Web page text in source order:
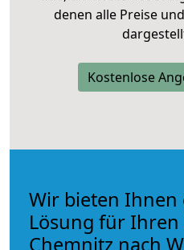
denen alle Preise
Kostenlose
Wir bieten Ihnen
Lösung für Ihren
Chemnitz nach